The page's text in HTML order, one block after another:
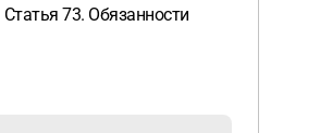
73. Обязанности